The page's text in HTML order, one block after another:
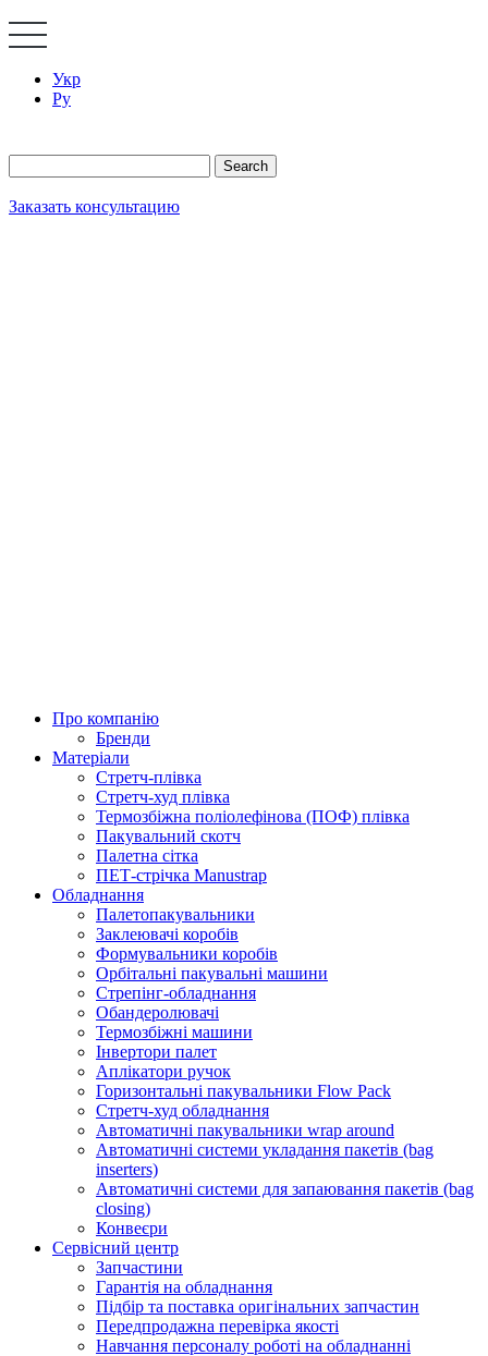
Укр
Ру
Search
Заказать консультацию
Про компанію
Бренди
Матеріали
Стретч-плівка
Стретч-худ плівка
Термозбіжна поліолефінова (ПОФ) плівка
Пакувальний скотч
Палетна сітка
ПЕТ-стрічка Manustrap
Обладнання
Палетопакувальники
Заклеювачі коробів
Формувальники коробів
Орбітальні пакувальні машини
Стрепінг-обладнання
Обандеролювачі
Термозбіжні машини
Інвертори палет
Аплікатори ручок
Горизонтальні пакувальники Flow Pack
Стретч-худ обладнання
Автоматичні пакувальники wrap around
Автоматичні системи укладання пакетів (bag
inserters)
Автоматичні системи для запаювання пакетів (bag
closing)
Конвеєри
Сервісний центр
Запчастини
Гарантія на обладнання
Підбір та поставка оригінальних запчастин
Передпродажна перевірка якості
Навчання персоналу роботі на обладнанні